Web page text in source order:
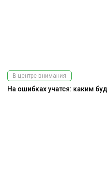
В центре внимания
На ошибках учатся: каким